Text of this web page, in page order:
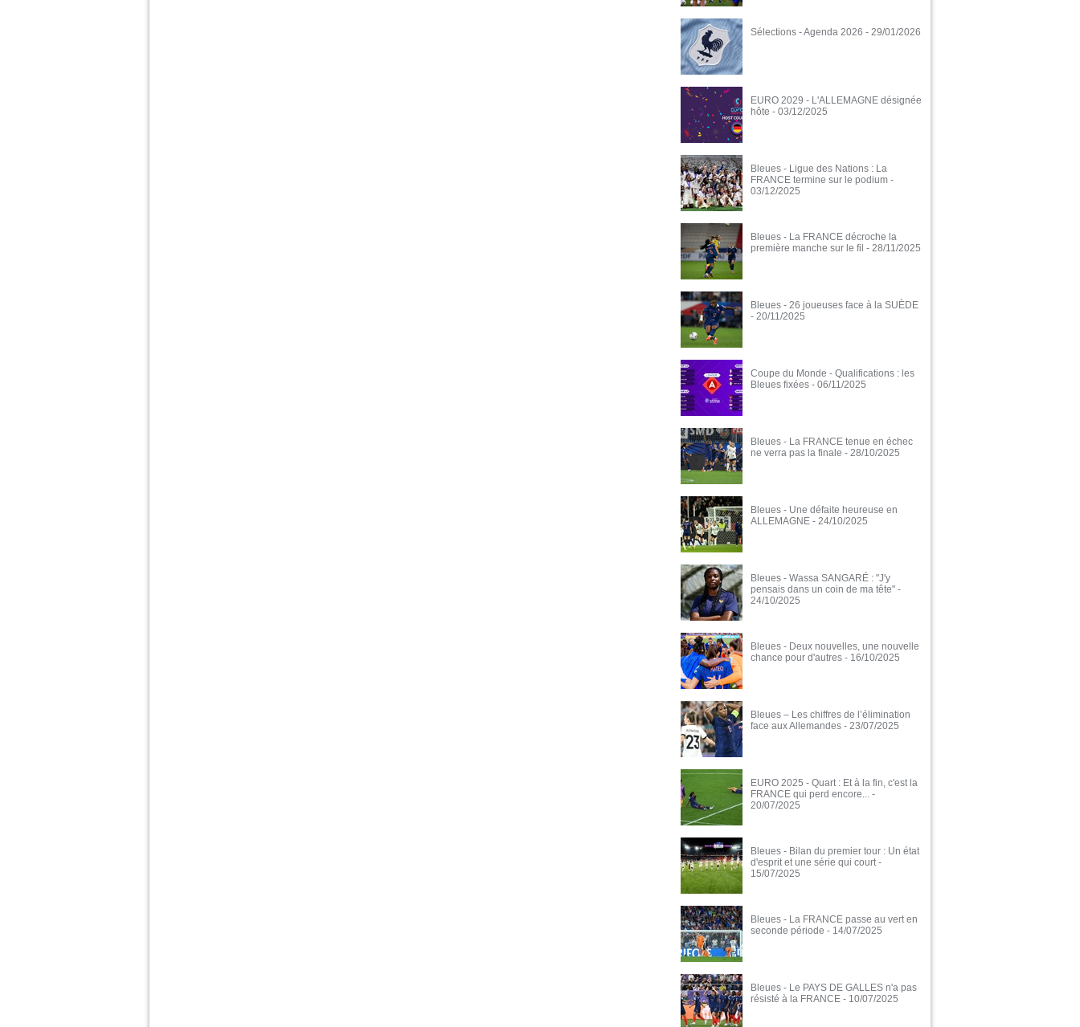
Sélections - Agenda 2026 - 29/01/2026
EURO 2029 - L'ALLEMAGNE désignée
hôte - 03/12/2025
Bleues - Ligue des Nations : La
FRANCE termine sur le podium -
03/12/2025
Bleues - La FRANCE décroche la
première manche sur le fil - 28/11/2025
Bleues - 26 joueuses face à la SUÈDE
- 20/11/2025
Coupe du Monde - Qualifications : les
Bleues fixées - 06/11/2025
Bleues - La FRANCE tenue en échec
ne verra pas la finale - 28/10/2025
Bleues - Une défaite heureuse en
ALLEMAGNE - 24/10/2025
Bleues - Wassa SANGARÉ : "J'y
pensais dans un coin de ma tête" -
24/10/2025
Bleues - Deux nouvelles, une nouvelle
chance pour d'autres - 16/10/2025
Bleues – Les chiffres de l’élimination
face aux Allemandes - 23/07/2025
EURO 2025 - Quart : Et à la fin, c'est la
FRANCE qui perd encore... -
20/07/2025
Bleues - Bilan du premier tour : Un état
d'esprit et une série qui court -
15/07/2025
Bleues - La FRANCE passe au vert en
seconde période - 14/07/2025
Bleues - Le PAYS DE GALLES n'a pas
résisté à la FRANCE - 10/07/2025